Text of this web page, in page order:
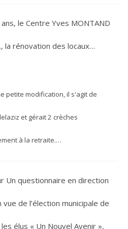
le Centre Yves MONTAND
la rénovation des locaux…
petite modification, il s'agit de
et gérait 2 crèches
à la retraite.…
Un questionnaire en direction
de l’élection municipale de
élus « Un Nouvel Avenir »,